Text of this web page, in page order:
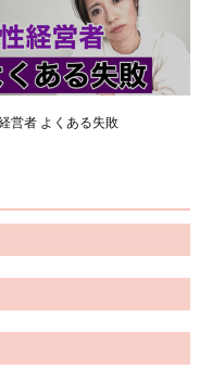
営者 よくある失敗